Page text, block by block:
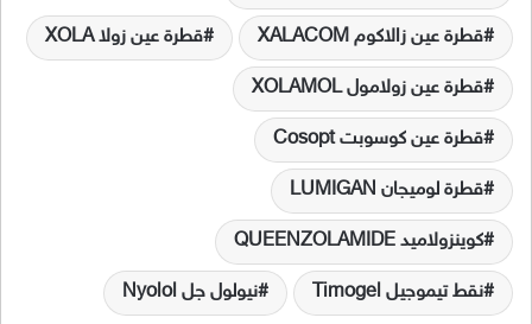
قطرة عين زالاكوم XALACOM قطرة عين زولا XOLA
قطرة عين زولامول XOLAMOL
قطرة عين كوسوبت Cosopt
قطرة لوميجان LUMIGAN
كوينزولاميد QUEENZOLAMIDE
نقط تيموجيل Timogel نيولول جل Nyolol